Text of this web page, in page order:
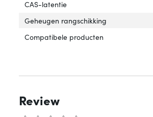
CAS-latentie
Geheugen rangschikking
Compatibele producten
Review